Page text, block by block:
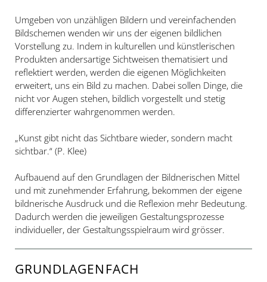
Umgeben von unzähligen Bildern und vereinfachenden
Bildschemen wenden wir uns der eigenen bildlichen
Vorstellung zu. Indem in kulturellen und künstlerischen
Produkten andersartige Sichtweisen thematisiert und
reflektiert werden, werden die eigenen Möglichkeiten
erweitert, uns ein Bild zu machen. Dabei sollen Dinge, die
nicht vor Augen stehen, bildlich vorgestellt und stetig
differenzierter wahrgenommen werden.
„Kunst gibt nicht das Sichtbare wieder, sondern macht
sichtbar.“ (P. Klee)
Aufbauend auf den Grundlagen der Bildnerischen Mittel
und mit zunehmender Erfahrung, bekommen der eigene
bildnerische Ausdruck und die Reflexion mehr Bedeutung.
Dadurch werden die jeweiligen Gestaltungsprozesse
individueller, der Gestaltungsspielraum wird grösser.
GRUNDLAGENFACH